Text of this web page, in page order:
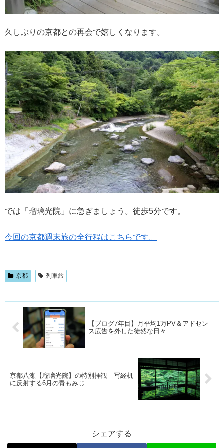
久しぶりの京都との再会で嬉しくなります。
では「瑠璃光院」に急ぎましょう。徒歩5分です。
今回の京都週末旅の全行程はこちらです。
京都 列車旅
【ブログ7年目】月平均1万PV＆アドセン
ス広告を外した徒然な日々
京都八瀬【瑠璃光院】の特別拝観 写経机
に反射する6月の青もみじ
シェアする